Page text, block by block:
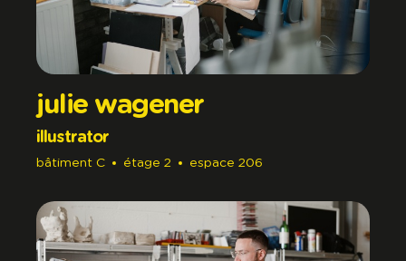
julie wagener
illustrator
bâtiment C étage 2 espace 206